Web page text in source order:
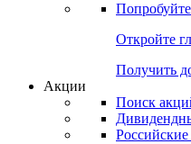
Попробуйте
Откройте
Получить
Акции
Поиск